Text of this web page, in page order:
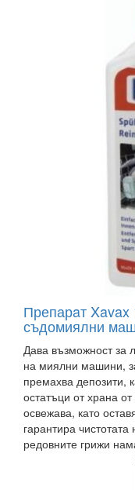
Препарaт Xavax
съдомиялни
Дава възможност за
на миялни машини,
премахва депозити,
остатъци от храна
освежава, като
гарантира
редовните грижи